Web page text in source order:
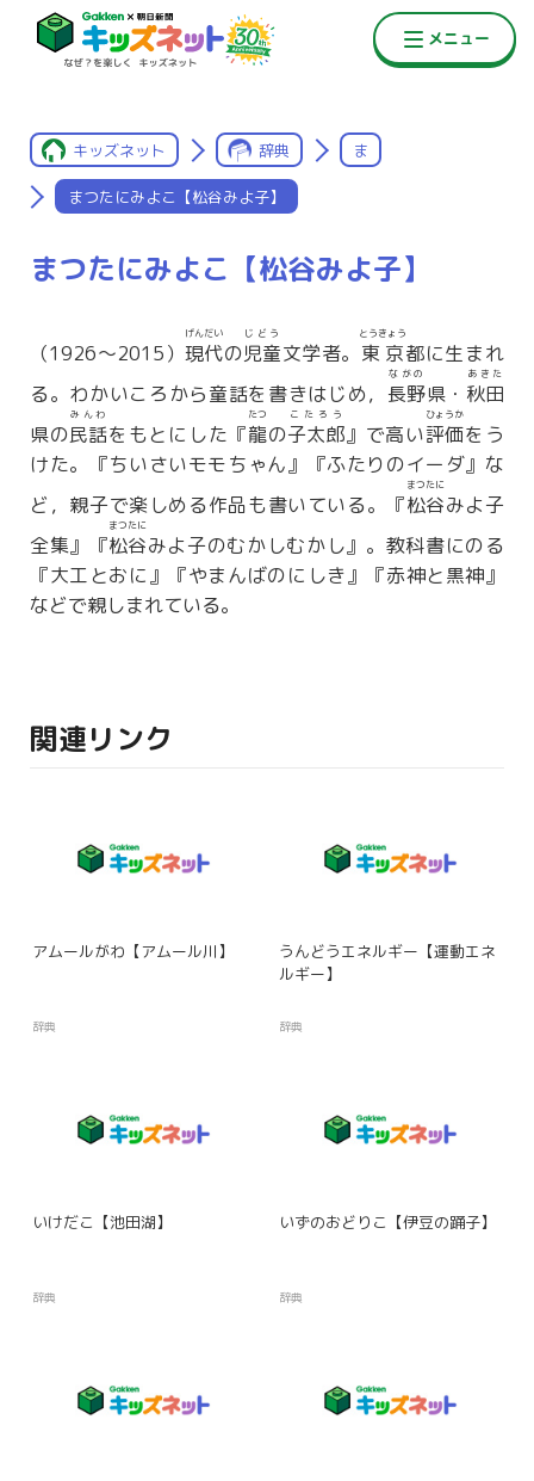
キッズネット 辞典 ま
まつたにみよこ【松谷みよ子】
まつたにみよこ【松谷みよ子】
（1926〜2015） 現代
げんだい
の児童
じどう
文学者。 東京
とうきょう
都に生まれ
る。わかいころから童話を書きはじめ， 長野
ながの
県・ 秋田
あきた
県の民話
みんわ
をもとにした『龍
たつ
の子太郎
こたろう
』で高い評価
ひょうか
をう
けた。『ちいさいモモちゃん』『ふたりのイーダ』な
ど，親子で楽しめる作品も書いている。『松谷
まつたに
みよ子
全集』『松谷
まつたに
みよ子のむかしむかし』。教科書にのる
『大工とおに』『やまんばのにしき』『赤神と黒神』
などで親しまれている。
関連リンク
アムールがわ【アムール川】
辞典
うんどうエネルギー【運動エネ
ルギー】
辞典
いけだこ【池田湖】
辞典
いずのおどりこ【伊豆の踊子】
辞典